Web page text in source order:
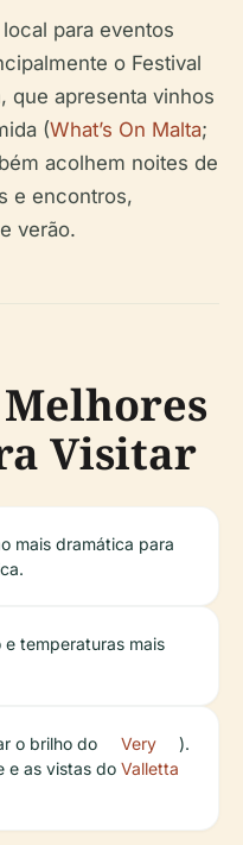
para eventos
o Festival
que apresenta vinhos
(What’s On Malta;
acolhem noites de
e encontros,
verão.
Visitar
mais dramática para
e temperaturas mais
o brilho do
e as vistas do
Very
Valletta
).